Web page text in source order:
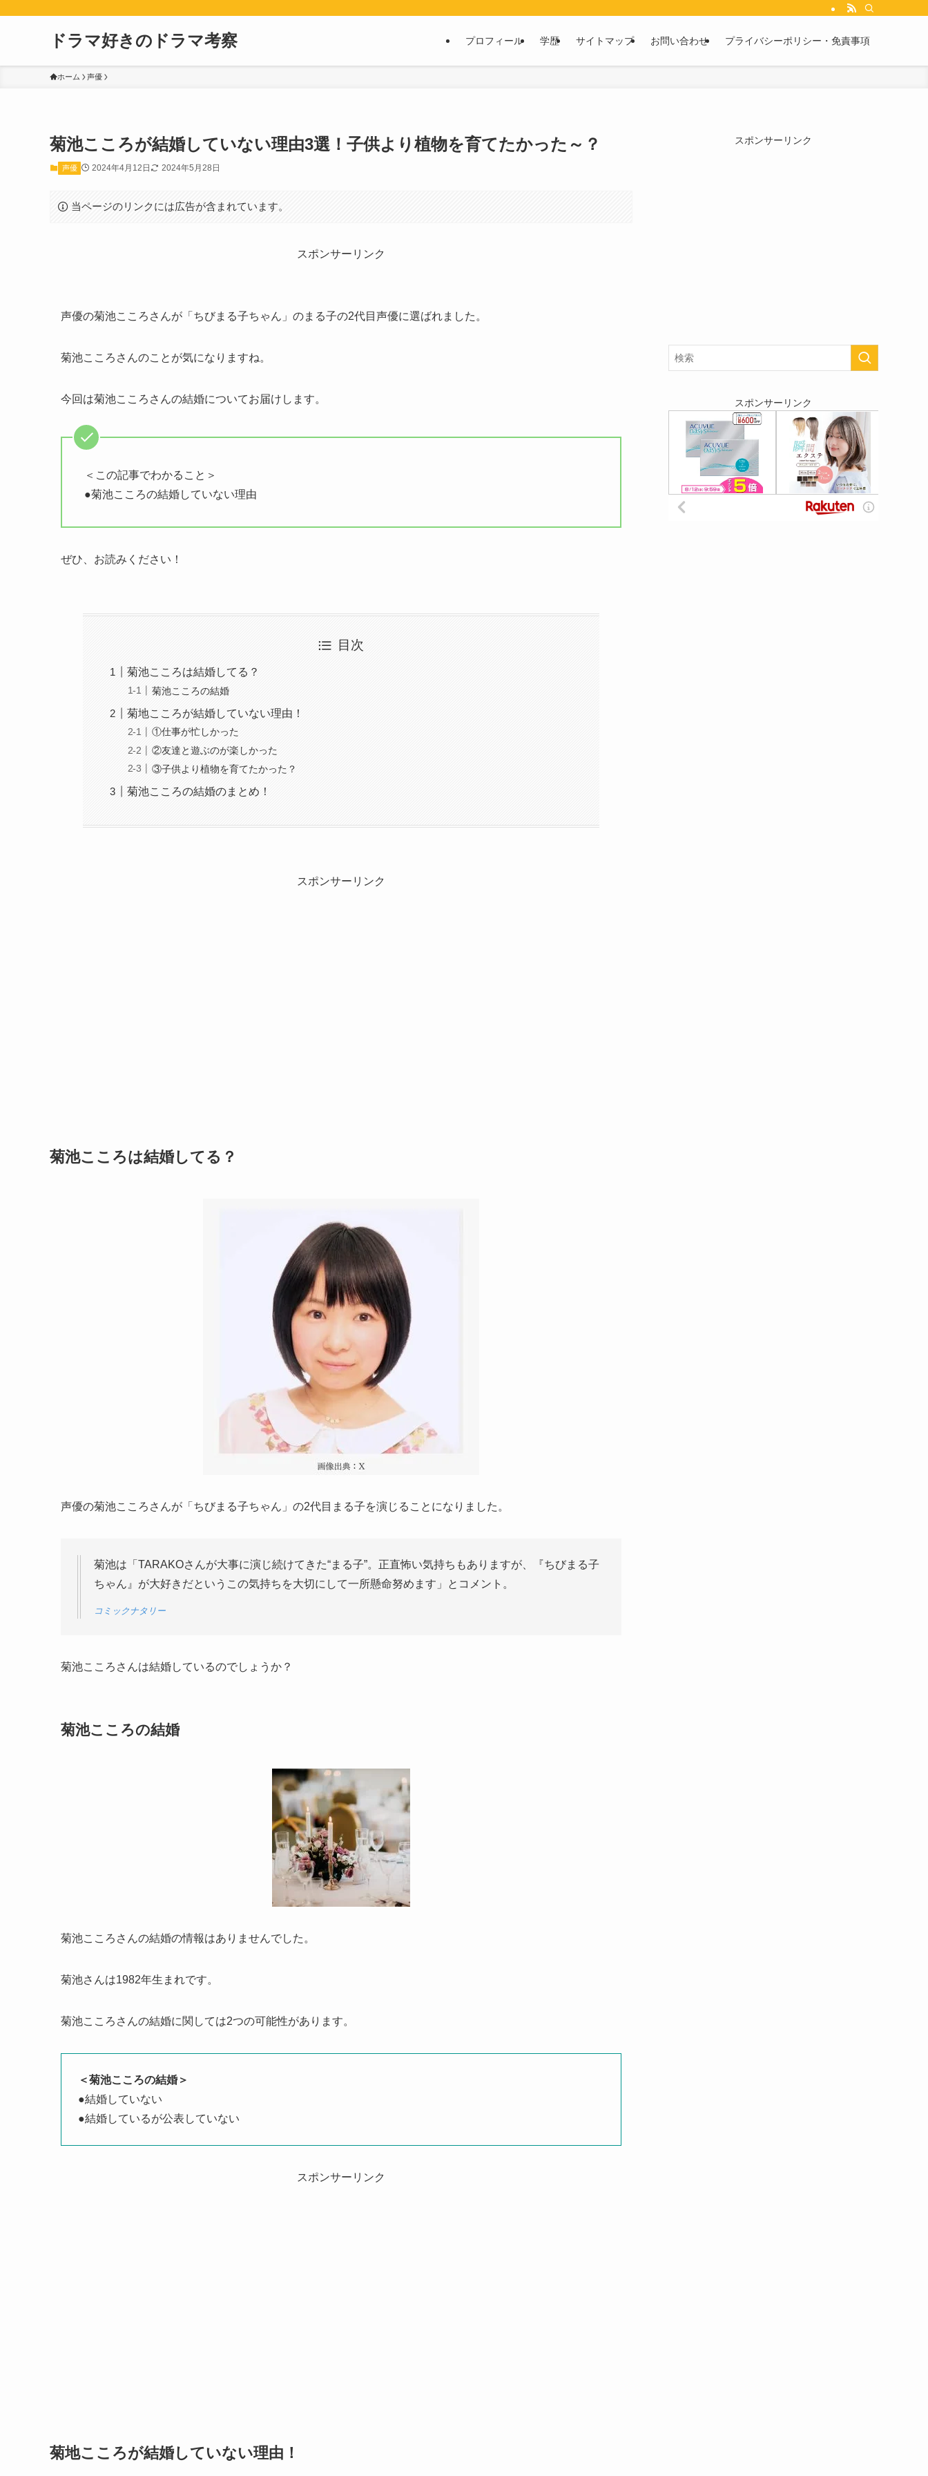
ドラマ好きのドラマ考察 プロフィール 学歴 サイトマップ お問い合わせ プライバシーポリシー・免責事項
ホーム 声優
菊池こころが結婚していない理由3選！子供より植物を育てたかった～？
声優 2024年4月12日 2024年5月28日
当ページのリンクには広告が含まれています。
スポンサーリンク
声優の菊池こころさんが「ちびまる子ちゃん」のまる子の2代目声優に選ばれました。
菊池こころさんのことが気になりますね。
今回は菊池こころさんの結婚についてお届けします。
＜この記事でわかること＞
●菊池こころの結婚していない理由
ぜひ、お読みください！
目次
菊池こころは結婚してる？
菊池こころの結婚
菊地こころが結婚していない理由！
①仕事が忙しかった
②友達と遊ぶのが楽しかった
③子供より植物を育てたかった？
菊池こころの結婚のまとめ！
スポンサーリンク
菊池こころは結婚してる？
声優の菊池こころさんが「ちびまる子ちゃん」の2代目まる子を演じることになりました。
菊池は「TARAKOさんが大事に演じ続けてきた“まる子”。正直怖い気持ちもありますが、『ちびまる子
ちゃん』が大好きだというこの気持ちを大切にして一所懸命努めます」とコメント。
コミックナタリー
菊池こころさんは結婚しているのでしょうか？
菊池こころの結婚
菊池こころさんの結婚の情報はありませんでした。
菊池さんは1982年生まれです。
菊池こころさんの結婚に関しては2つの可能性があります。
＜菊池こころの結婚＞
●結婚していない
●結婚しているが公表していない
スポンサーリンク
菊地こころが結婚していない理由！
スポンサーリンク
スポンサーリンク